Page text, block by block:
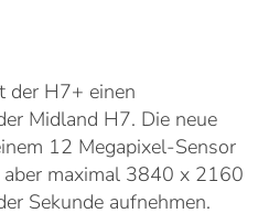
der H7+ einen
Midland H7. Die neue
12 Megapixel-Sensor
maximal 3840 x 2160
Sekunde aufnehmen.